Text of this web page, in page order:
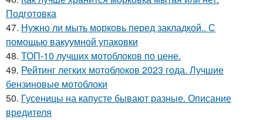
Подготовка
47. Нужно ли мыть морковь перед закладкой.. С
помощью вакуумной упаковки
48. ТОП-10 лучших мотоблоков по цене.
49. Рейтинг легких мотоблоков 2023 года. Лучшие
бензиновые мотоблоки
50. Гусеницы на капусте бывают разные. Описание
вредителя